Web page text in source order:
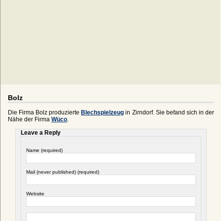
Bolz
Die Firma Bolz produzierte Blechspielzeug in Zirndorf. Sie befand sich in der
Nähe der Firma Wüco.
Leave a Reply
Name (required)
Mail (never published) (required)
Website